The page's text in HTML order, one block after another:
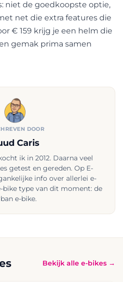
niet de goedkoopste optie,
net die extra features die
€ 159 krijg je een helm die
gemak prima samen
DOOR
Caris
ik in 2012. Daarna veel
getest en gereden. Op E-
info over allerlei e-
bike type van dit moment: de
e-bike.
Bekijk alle e-bikes →